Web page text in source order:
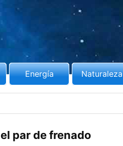
Energía Naturaleza
par de frenado